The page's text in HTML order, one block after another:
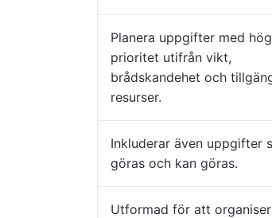
Planera uppgifter med
prioritet utifrån vikt,
brådskandehet och
resurser.
Inkluderar även uppgifter
göras och kan göras.
Utformad för att